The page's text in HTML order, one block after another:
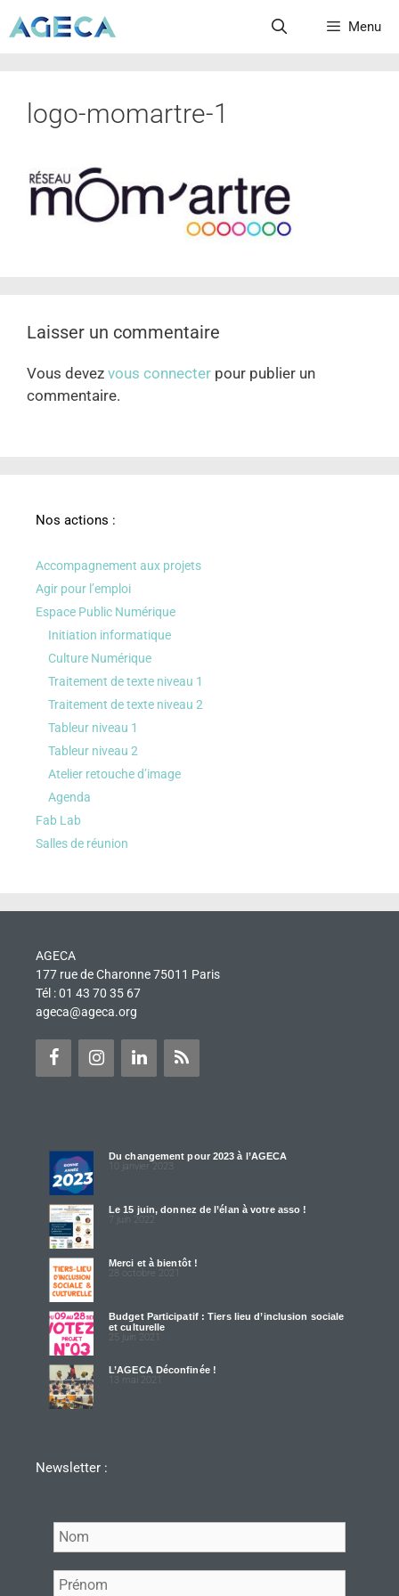
Menu
logo-momartre-1
Laisser un commentaire
Vous devez vous connecter pour publier un
commentaire.
Nos actions :
Accompagnement aux projets
Agir pour l’emploi
Espace Public Numérique
Initiation informatique
Culture Numérique
Traitement de texte niveau 1
Traitement de texte niveau 2
Tableur niveau 1
Tableur niveau 2
Atelier retouche d’image
Agenda
Fab Lab
Salles de réunion
AGECA
177 rue de Charonne 75011 Paris
Tél : 01 43 70 35 67
ageca@ageca.org
Du changement pour 2023 à l’AGECA
10 janvier 2023
Le 15 juin, donnez de l’élan à votre asso !
7 juin 2022
Merci et à bientôt !
28 octobre 2021
Budget Participatif : Tiers lieu d’inclusion sociale
et culturelle
25 juin 2021
L’AGECA Déconfinée !
13 mai 2021
Newsletter :